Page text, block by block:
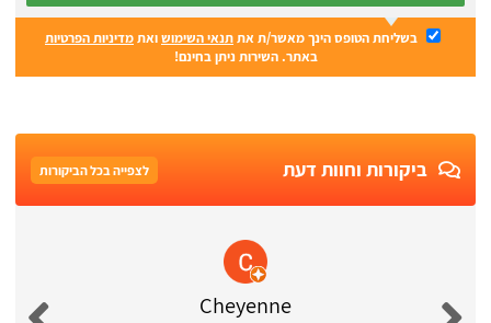
בשליחת הטופס הינך מאשר/ת אתתנאי השימושואתמדיניות הפרטיות
באתר. השירות ניתן בחינם!
ביקורות וחוות דעת לצפייה בכל הביקורות
Cheyenne